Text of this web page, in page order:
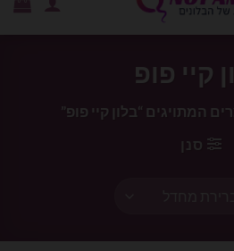
קיי פופ
המתויגים “בלון קיי פופ”
סנן